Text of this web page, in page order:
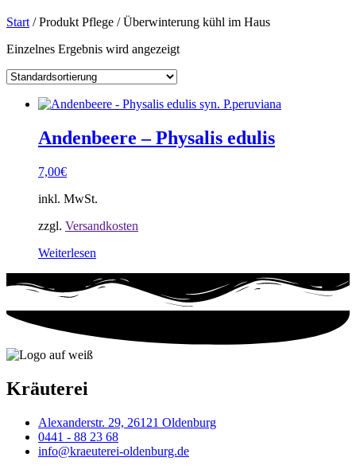
Start / Produkt Pflege / Überwinterung kühl im Haus
Einzelnes Ergebnis wird angezeigt
Andenbeere – Physalis edulis
7,00€
inkl. MwSt.
zzgl. Versandkosten
Weiterlesen
Kräuterei
Alexanderstr. 29, 26121 Oldenburg
0441 - 88 23 68
info@kraeuterei-oldenburg.de